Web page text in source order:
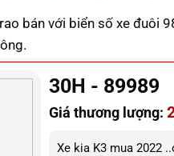
bán với biển số xe đuôi
30H - 89989
Giá thương lượng:
Xe kia K3 mua 2022